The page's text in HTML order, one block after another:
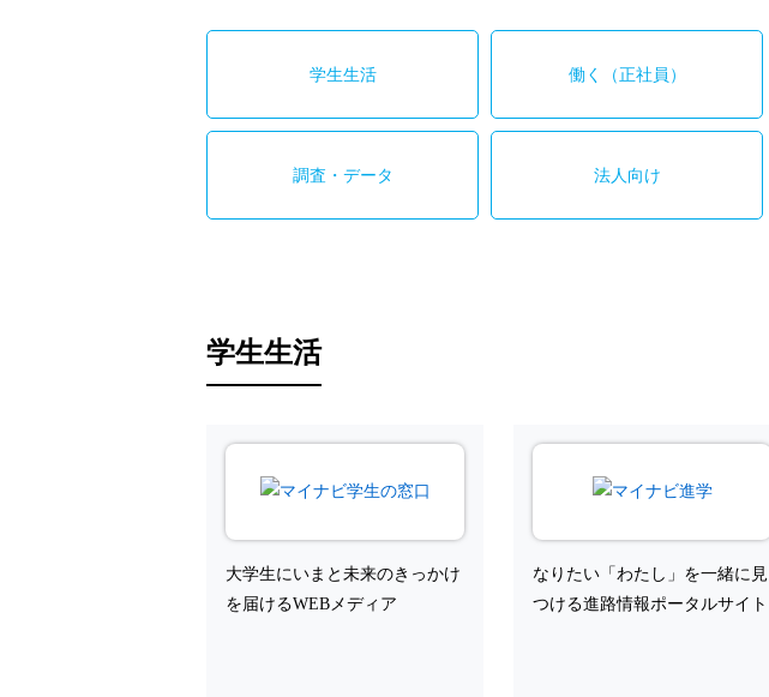
学生生活 働く（正社員）
調査・データ 法人向け
学生生活
大学生にいまと未来のきっかけ
を届けるWEBメディア
なりたい「わたし」を一緒に見
つける進路情報ポータルサイト